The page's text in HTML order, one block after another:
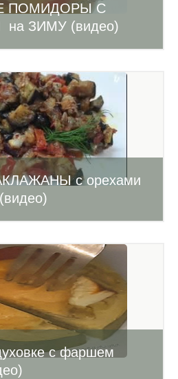
ПОМИДОРЫ С
ЗИМУ (видео)
с орехами
с фаршем